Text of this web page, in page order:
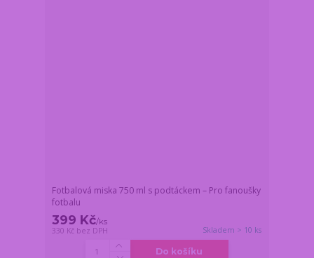
Fotbalová miska 750 ml s podtáckem – Pro fanoušky
fotbalu
399 Kč/ks
330 Kč bez DPH Skladem > 10 ks
Do košíku